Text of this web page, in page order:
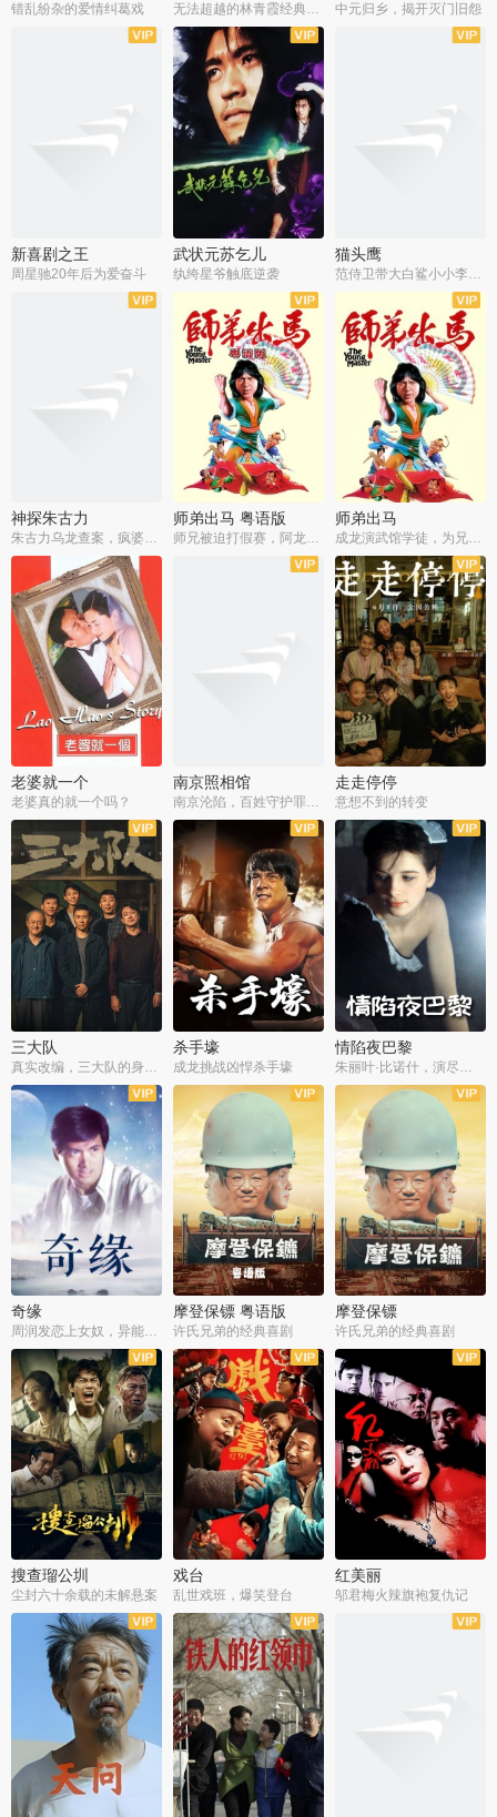
错乱纷杂的爱情纠葛戏 无法超越的林青霞经典角色 中元归乡，揭开灭门旧怨
新喜剧之王
周星驰20年后为爱奋斗
武状元苏乞儿
纨绔星爷触底逆袭
猫头鹰
神探朱古力
朱古力乌龙查案，疯婆子神助攻
师弟出马 粤语版
师兄被迫打假赛，阿龙追查斗黑帮
师弟出马
成龙演武馆学徒，为兄搏命战黑道
老婆就一个
老婆真的就一个吗？
南京照相馆
南京沦陷，百姓守护罪证底片
走走停停
意想不到的转变
三大队 杀手壕
成龙挑战凶悍杀手壕
情陷夜巴黎
奇缘
周润发恋上女奴，异能护体战邪派
摩登保镖 粤语版
许氏兄弟的经典喜剧
摩登保镖
许氏兄弟的经典喜剧
搜查瑠公圳
尘封六十余载的未解悬案
戏台
乱世戏班，爆笑登台
红美丽
邬君梅火辣旗袍复仇记